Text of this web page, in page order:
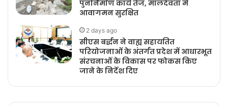
पुनर्निर्माण कार्य तेज, मालदेवता में
आवागमन सुरक्षित
2 days ago
सीएस बर्द्धन ने वाह्य सहायतित
परियोजनाओं के अंतर्गत प्रदेश में आधारभूत
संरचनाओं के विकास पर फोकस किए
जाने के निर्देश दिए